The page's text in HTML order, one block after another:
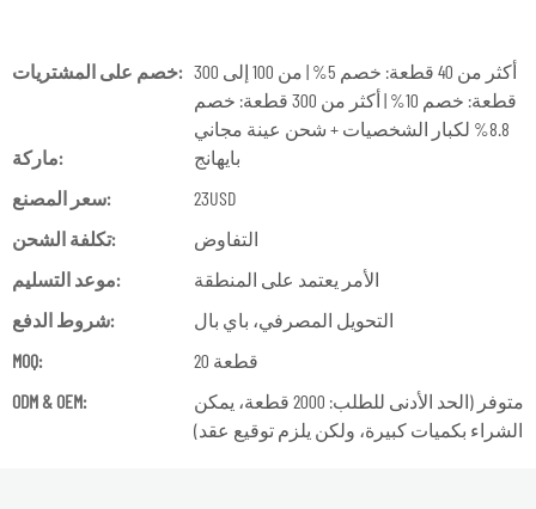
خصم على المشتريات: أكثر من 40 قطعة: خصم 5% | من 100 إلى 300
قطعة: خصم 10% | أكثر من 300 قطعة: خصم
8.8% لكبار الشخصيات + شحن عينة مجاني
ماركة:
بايهانج
سعر المصنع:
23USD
تكلفة الشحن:
التفاوض
موعد التسليم:
الأمر يعتمد على المنطقة
شروط الدفع:
التحويل المصرفي، باي بال
MOQ:
20 قطعة
ODM & OEM:
متوفر (الحد الأدنى للطلب: 2000 قطعة، يمكن
الشراء بكميات كبيرة، ولكن يلزم توقيع عقد)